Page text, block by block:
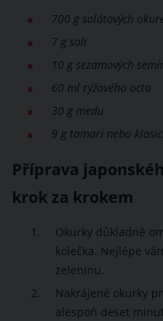
700 g salátových
7 g soli
10 g sezamových
60 ml rýžového octa
30 g medu
9 g tamari nebo
Příprava
krok za krokem
Okurky důkladně
kolečka. Nejlépe
zeleninu.
Nakrájené okurky
alespoň deset